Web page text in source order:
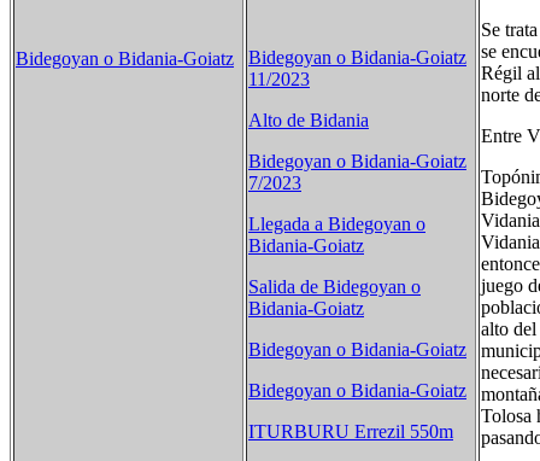
Bidegoyan o Bidania-Goiatz
Bidegoyan o Bidania-Goiatz
11/2023
Alto de Bidania
Bidegoyan o Bidania-Goiatz
7/2023
Llegada a Bidegoyan o
Bidania-Goiatz
Salida de Bidegoyan o
Bidania-Goiatz
Bidegoyan o Bidania-Goiatz
Bidegoyan o Bidania-Goiatz
ITURBURU Errezil 550m
Se
se
Régil
norte
Entre
juego
alto
Tolosa